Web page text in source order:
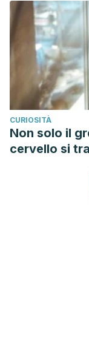
CURIOSITÀ
Non solo il
cervello si